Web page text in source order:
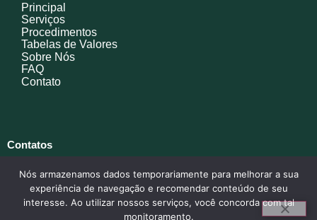
Principal
Serviços
Procedimentos
Tabelas de Valores
Sobre Nós
FAQ
Contato
Contatos
Administrativo@3registrocivilcampinas.com.br
Av. Mirandópolis, 930, Loja 1, CEP 13050-470, Vila
Pompéia, Vila Pompéia Mall
Nós armazenamos dados temporariamente para melhorar a sua
experiência de navegação e recomendar conteúdo de seu
interesse. Ao utilizar nossos serviços, você concorda com tal
monitoramento.